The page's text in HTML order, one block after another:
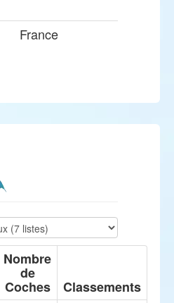
France
Nombre
de
Coches
Classements